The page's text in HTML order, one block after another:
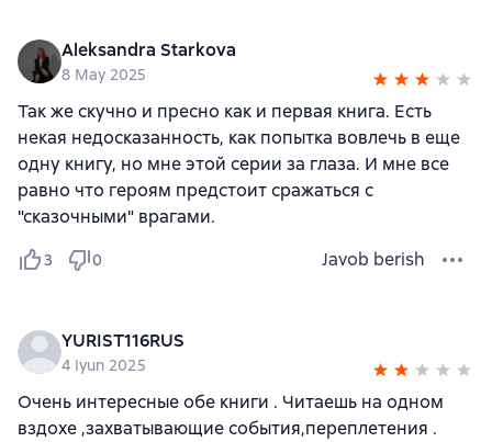
Aleksandra Starkova
8 May 2025
Так же скучно и пресно как и первая книга. Есть
некая недосказанность, как попытка вовлечь в еще
одну книгу, но мне этой серии за глаза. И мне все
равно что героям предстоит сражаться с
"сказочными" врагами.
3 0 Javob berish
YURIST116RUS
4 Iyun 2025
Очень интересные обе книги . Читаешь на одном
вздохе ,захватывающие события,переплетения .